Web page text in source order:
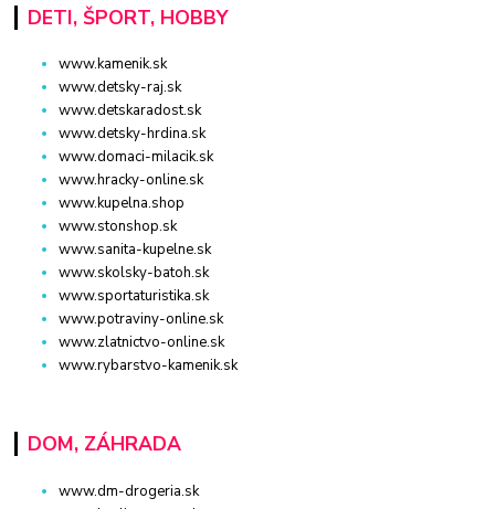
DETI, ŠPORT, HOBBY
www.kamenik.sk
www.detsky-raj.sk
www.detskaradost.sk
www.detsky-hrdina.sk
www.domaci-milacik.sk
www.hracky-online.sk
www.kupelna.shop
www.stonshop.sk
www.sanita-kupelne.sk
www.skolsky-batoh.sk
www.sportaturistika.sk
www.potraviny-online.sk
www.zlatnictvo-online.sk
www.rybarstvo-kamenik.sk
DOM, ZÁHRADA
www.dm-drogeria.sk